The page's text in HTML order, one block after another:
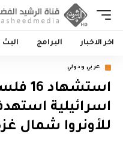
اخر الاخبار البرامج البث
عربي ودولي
اسرائيلية
للأونروا شمال